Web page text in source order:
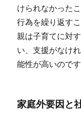
けられなかった
行為を繰り返す
親は子育てに対
い、支援がなけ
能性が高いのです
家庭外要因と